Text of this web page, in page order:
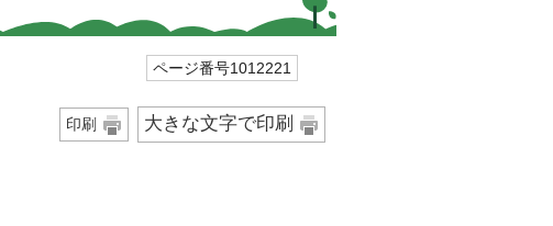
ページ番号1012221
印刷 大きな文字で印刷